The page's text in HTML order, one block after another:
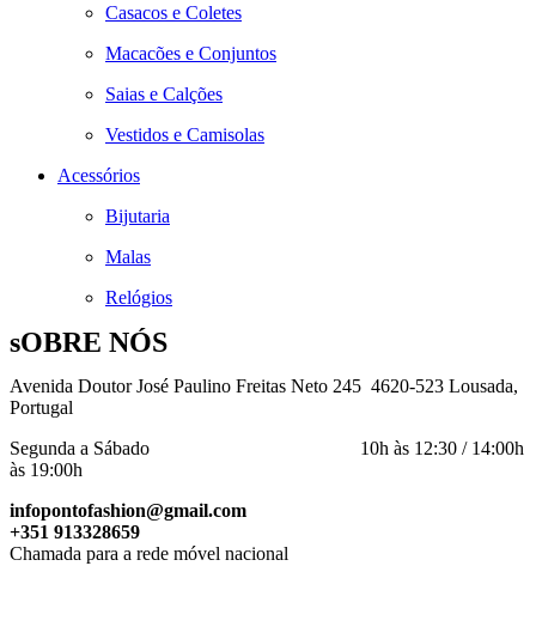
Casacos e Coletes
Macacões e Conjuntos
Saias e Calções
Vestidos e Camisolas
Acessórios
Bijutaria
Malas
Relógios
sOBRE NÓS
Avenida Doutor José Paulino Freitas Neto 245 4620-523 Lousada,
Portugal
Segunda a Sábado 10h às 12:30 / 14:00h
às 19:00h
infopontofashion@gmail.com
+351 913328659
Chamada para a rede móvel nacional